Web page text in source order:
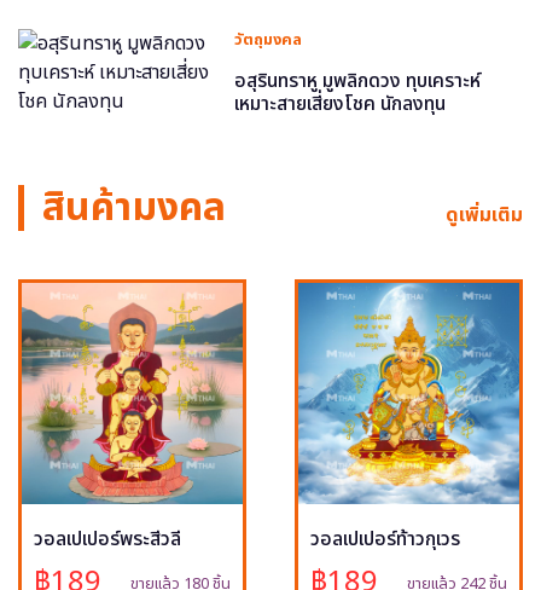
วัตถุมงคล
อสุรินทราหู มูพลิกดวง ทุบเคราะห์
เหมาะสายเสี่ยงโชค นักลงทุน
สินค้ามงคล ดูเพิ่มเติม
วอลเปเปอร์พระสีวลี
ขายแล้ว 180 ชิ้น
วอลเปเปอร์ท้าวกุเวร
ขายแล้ว 242 ชิ้น